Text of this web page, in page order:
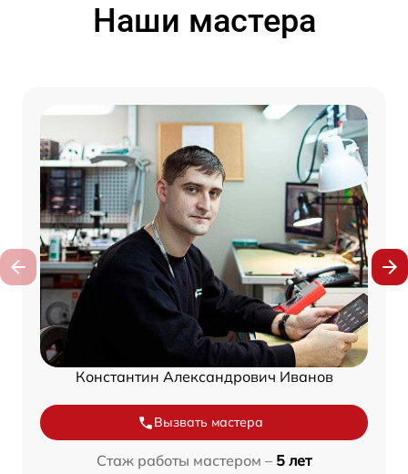
Наши мастера
Константин Александрович Иванов
Вызвать мастера
Стаж работы мастером – 5 лет